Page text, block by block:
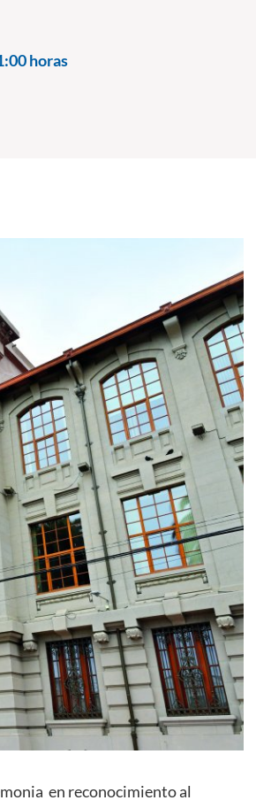
horas
en reconocimiento al